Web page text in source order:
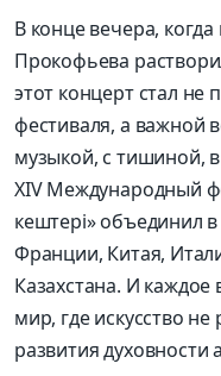
В конце вечера,
Прокофьева
этот концерт стал
фестиваля, а важной
музыкой, с тишиной,
XIV Международный
кештері» объединил
Франции, Китая,
Казахстана. И каждое
мир, где искусство
развития духовности